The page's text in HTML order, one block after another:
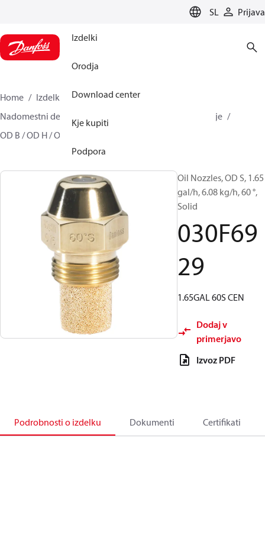
SL Prijava
Izdelki
Orodja
Download center
Kje kupiti
Podpora
Home Izdelki
Climate Solutions za ogrevanje
Nadomestni deli oljnih gorilnikov
Šobe za kurilno olje
OD B / OD H / OD S
Oil Nozzles, OD S, 1.65
gal/h, 6.08 kg/h, 60 °,
Solid
030F69
29
1.65GAL 60S CEN
Dodaj v
primerjavo
Izvoz PDF
Podrobnosti o izdelku Dokumenti Certifikati